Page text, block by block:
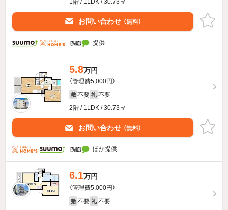
お問い合わせ （無料）
提供
5.8万円
（管理費5,000円）
敷 不要 礼 不要
2階 / 1LDK / 30.73㎡
お問い合わせ （無料）
ほか提供
6.1万円
（管理費5,000円）
敷 不要 礼 不要